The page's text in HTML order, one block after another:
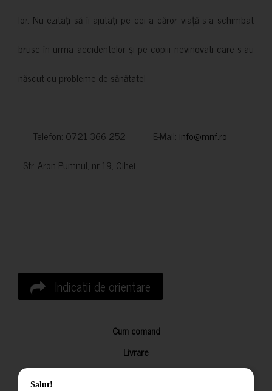
lor. Nu ezitați să îi ajutați pe cei a căror viață s-a schimbat
brusc în urma accidentelor și pe copiii nevinovati care s-au
născut cu probleme de sănătate!
Telefon: 0721 366 252 E-Mail: info@mnf.ro
Str. Aron Pumnul, nr 19, Cihei
Indicatii de orientare
Cum comand
Livrare
Returnarea produselor
Salut!